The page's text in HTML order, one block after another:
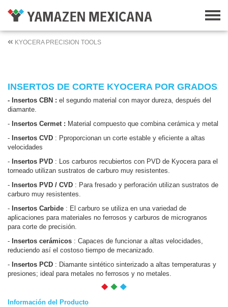
KYOCERA PRECISION TOOLS
INSERTOS DE CORTE KYOCERA POR GRADOS
- Insertos CBN : el segundo material con mayor dureza, después del
diamante.
- Insertos Cermet : Material compuesto que combina cerámica y metal
- Insertos CVD : Pproporcionan un corte estable y eficiente a altas
velocidades
- Insertos PVD : Los carburos recubiertos con PVD de Kyocera para el
torneado utilizan sustratos de carburo muy resistentes.
- Insertos PVD / CVD : Para fresado y perforación utilizan sustratos de
carburo muy resistentes.
- Insertos Carbide : El carburo se utiliza en una variedad de
aplicaciones para materiales no ferrosos y carburos de microgranos
para corte de precisión.
- Insertos cerámicos : Capaces de funcionar a altas velocidades,
reduciendo así el costoso tiempo de mecanizado.
- Insertos PCD : Diamante sintético sinterizado a altas temperaturas y
presiones; ideal para metales no ferrosos y no metales.
Información del Producto